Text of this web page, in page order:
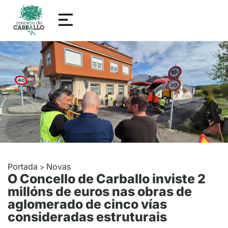
Portada > Novas
O Concello de Carballo inviste 2
millóns de euros nas obras de
aglomerado de cinco vías
consideradas estruturais